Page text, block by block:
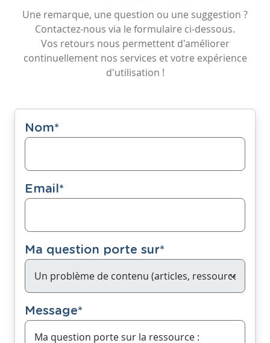
Une remarque, une question ou une suggestion ?
Contactez-nous via le formulaire ci-dessous.
Vos retours nous permettent d'améliorer
continuellement nos services et votre expérience
d'utilisation !
Nom*
Email*
Ma question porte sur*
Message*